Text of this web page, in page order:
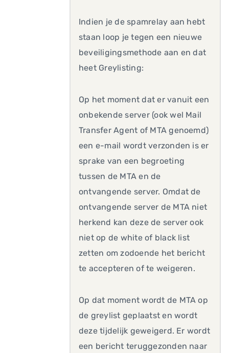
Indien je de spamrelay aan hebt
staan loop je tegen een nieuwe
beveiligingsmethode aan en dat
heet Greylisting:
Op het moment dat er vanuit een
onbekende server (ook wel Mail
Transfer Agent of MTA genoemd)
een e-mail wordt verzonden is er
sprake van een begroeting
tussen de MTA en de
ontvangende server. Omdat de
ontvangende server de MTA niet
herkend kan deze de server ook
niet op de white of black list
zetten om zodoende het bericht
te accepteren of te weigeren.
Op dat moment wordt de MTA op
de greylist geplaatst en wordt
deze tijdelijk geweigerd. Er wordt
een bericht teruggezonden naar